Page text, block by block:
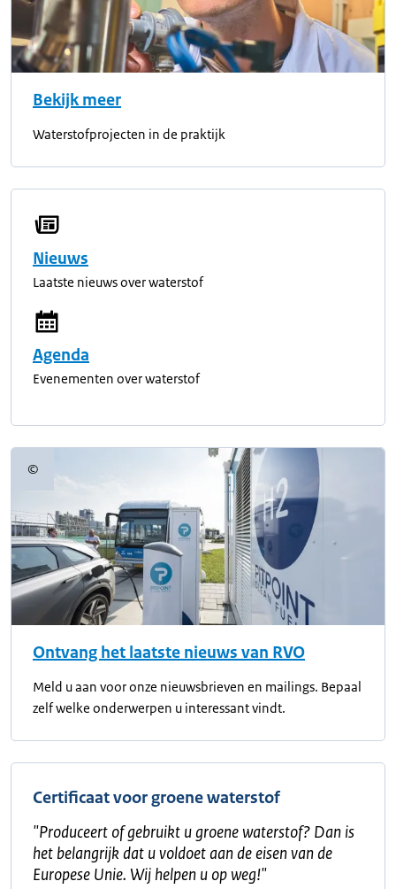
Bekijk meer
Waterstofprojecten in de praktijk
Nieuws
Laatste nieuws over waterstof
Agenda
Evenementen over waterstof
©Copyrightinformatie
Ontvang het laatste nieuws van RVO
Meld u aan voor onze nieuwsbrieven en mailings. Bepaal
zelf welke onderwerpen u interessant vindt.
Certificaat voor groene waterstof
"Produceert of gebruikt u groene waterstof? Dan is
het belangrijk dat u voldoet aan de eisen van de
Europese Unie. Wij helpen u op weg!"